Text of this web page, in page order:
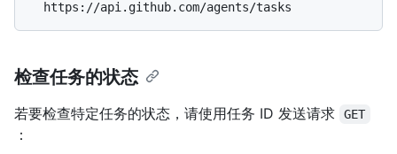
检查任务的状态
若要检查特定任务的状态，请使用任务 ID 发送请求 GET
：